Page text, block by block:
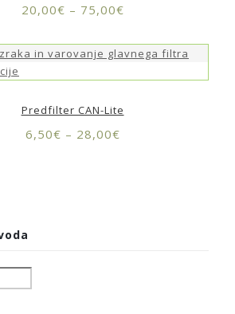
20,00€ – 75,00€
Predfilter CAN-Lite
6,50€ – 28,00€